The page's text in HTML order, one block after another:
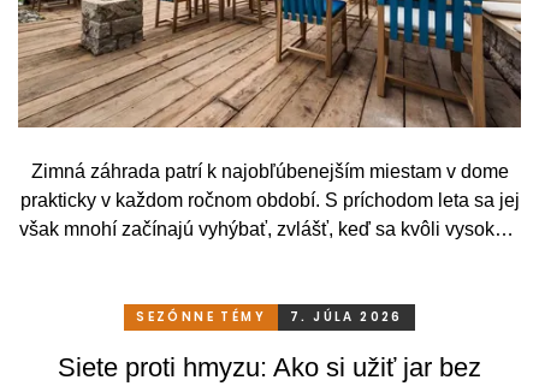
Zimná záhrada patrí k najobľúbenejším miestam v dome
prakticky v každom ročnom období. S príchodom leta sa jej
však mnohí začínajú vyhýbať, zvlášť, keď sa kvôli vysokým
stačí relatívne málo. So správnym, praktickým a šikovným
pohodlne a bez obmedzení po celý rok.
SEZÓNNE TÉMY 7. JÚLA 2026
Siete proti hmyzu: Ako si užiť jar bez